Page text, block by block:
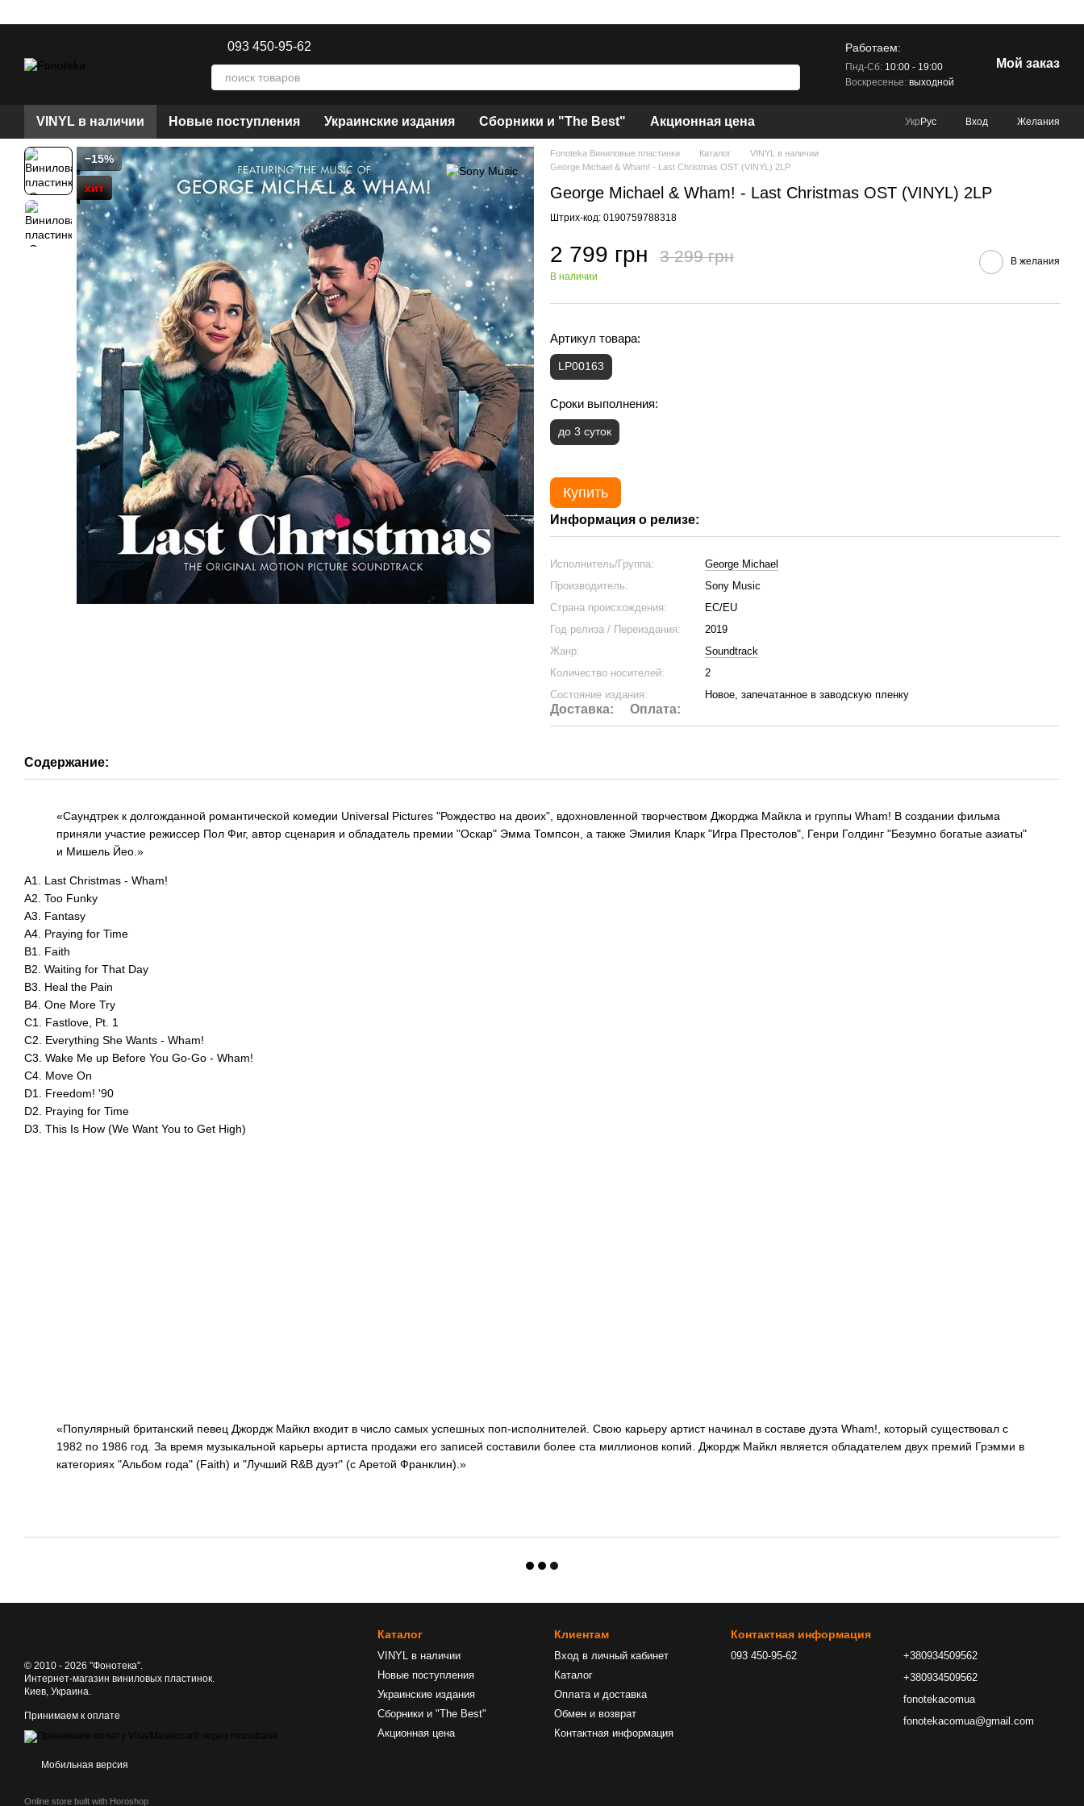
093 450-95-62 Работаем:
Пнд-Сб:10:00 - 19:00
Воскресенье:выходной
Мой заказ
VINYL в наличии Новые поступления Украинские издания Сборники и "The Best" Акционная цена Укр Рус Вход Желания
−15%
хит
Fonoteka Виниловые пластинки Каталог
VINYL в наличии
George Michael & Wham! - Last Christmas OST (VINYL) 2LP
George Michael & Wham! - Last Christmas OST (VINYL) 2LP
Штрих-код: 0190759788318
2 799 грн 3 299 грн
В наличии
В желания
Артикул товара:
LP00163
Сроки выполнения:
до 3 суток
Купить
Информация о релизе:
Исполнитель/Группа:
George Michael
Производитель:
Sony Music
Страна происхождения:
ЕС/EU
Год релиза / Переиздания:
2019
Жанр:
Soundtrack
Количество носителей:
2
Состояние издания:
Новое, запечатанное в заводскую пленку
Доставка: Оплата:
Содержание:
«Cаундтрек к долгожданной романтической комедии Universal Pictures "Рождество на двоих", вдохновленной творчеством Джорджа Майкла и группы Wham! В создании фильма
приняли участие режиссер Пол Фиг, автор сценария и обладатель премии "Оскар" Эмма Томпсон, а также Эмилия Кларк "Игра Престолов", Генри Голдинг "Безумно богатые азиаты"
и Мишель Йео.»
A1. Last Christmas - Wham!
A2. Too Funky
A3. Fantasy
A4. Praying for Time
B1. Faith
B2. Waiting for That Day
B3. Heal the Pain
B4. One More Try
C1. Fastlove, Pt. 1
C2. Everything She Wants - Wham!
C3. Wake Me up Before You Go-Go - Wham!
C4. Move On
D1. Freedom! '90
D2. Praying for Time
D3. This Is How (We Want You to Get High)
«Популярный британский певец Джордж Майкл входит в число самых успешных поп-исполнителей. Свою карьеру артист начинал в составе дуэта Wham!, который существовал с
1982 по 1986 год. За время музыкальной карьеры артиста продажи его записей составили более ста миллионов копий. Джордж Майкл является обладателем двух премий Грэмми в
категориях "Альбом года" (Faith) и "Лучший R&B дуэт" (с Аретой Франклин).»
© 2010 - 2026 "Фонотека".
Интернет-магазин виниловых пластинок.
Киев, Украина.
Принимаем к оплате
Мобильная версия
Online store built with Horoshop
Каталог
VINYL в наличии
Новые поступления
Украинские издания
Сборники и "The Best"
Акционная цена
Клиентам
Вход в личный кабинет
Каталог
Оплата и доставка
Обмен и возврат
Контактная информация
Контактная информация
093 450-95-62
+380934509562
+380934509562
fonotekacomua
fonotekacomua@gmail.com